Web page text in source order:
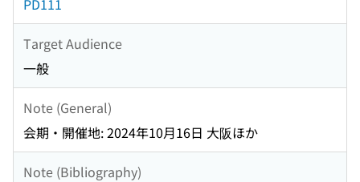
PD111
Target Audience
一般
Note (General)
会期・開催地: 2024年10月16日 大阪ほか
Note (Bibliography)